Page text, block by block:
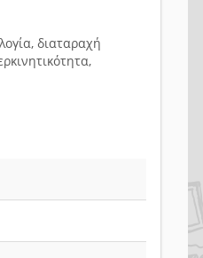
διαταραχή